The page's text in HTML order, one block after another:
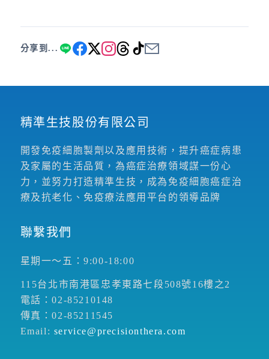
分享到...
精準生技股份有限公司
開發免疫細胞製劑以及應用技術，提升癌症病患
及家屬的生活品質，為癌症治療領域謀一份心
力，並努力打造精準生技，成為免疫細胞癌症治
療及抗老化、免疫療法應用平台的領導品牌
聯繫我們
星期一～五：9:00-18:00
115台北市南港區忠孝東路七段508號16樓之2
電話：02-85210148
傳真：02-85211545
Email: service@precisionthera.com